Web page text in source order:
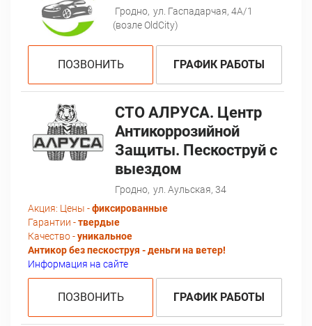
Гродно, ул. Гаспадарчая, 4А/1
(возле OldCity)
ПОЗВОНИТЬ ГРАФИК РАБОТЫ
СТО АЛРУСА. Центр
Антикоррозийной
Защиты. Пескоструй с
выездом
Гродно, ул. Аульская, 34
Акция: Цены -фиксированные
Гарантии -твердые
Качество -уникальное
Антикор без пескоструя - деньги на ветер!
Информация на сайте
ПОЗВОНИТЬ ГРАФИК РАБОТЫ